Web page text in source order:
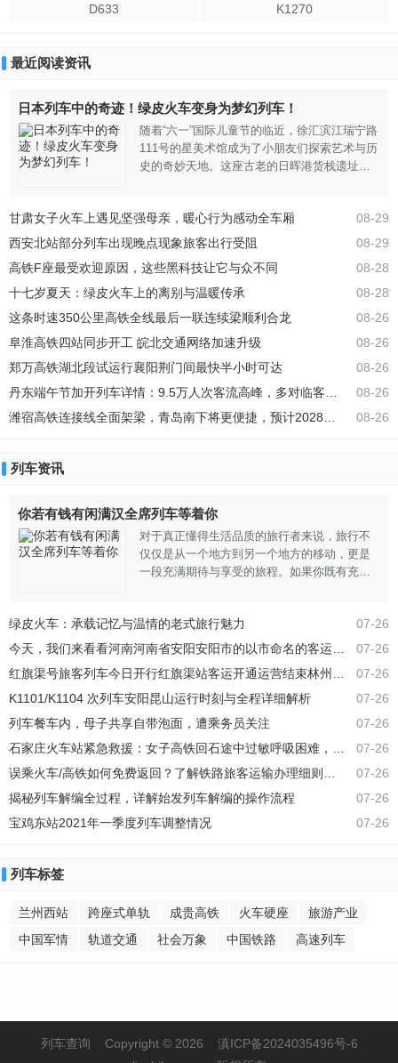
D633
K1270
最近阅读资讯
日本列车中的奇迹！绿皮火车变身为梦幻列车！
随着“六一”国际儿童节的临近，徐汇滨江瑞宁路
111号的星美术馆成为了小朋友们探索艺术与历
史的奇妙天地。这座古老的日晖港货栈遗址，
星美术馆一旁的绿皮小火车内热闹非凡，孩子
们在老师的陪伴下踏入这列被赋予新生的艺术
充满童趣，每个角落都考虑到了孩子的安全需
求，从圆润的边角到柔软的地垫，都
08-29
甘肃女子火车上遇见坚强母亲，暖心行为感动全车厢
08-29
西安北站部分列车出现晚点现象旅客出行受阻
08-28
高铁F座最受欢迎原因，这些黑科技让它与众不同
08-28
十七岁夏天：绿皮火车上的离别与温暖传承
08-26
这条时速350公里高铁全线最后一联连续梁顺利合龙
08-26
阜淮高铁四站同步开工 皖北交通网络加速升级
08-26
郑万高铁湖北段试运行襄阳荆门间最快半小时可达
08-26
08-26
列车资讯
你若有钱有闲满汉全席列车等着你
对于真正懂得生活品质的旅行者来说，旅行不
仅仅是从一个地方到另一个地方的移动，更是
一段充满期待与享受的旅程。如果你既有充裕
致享受的旅客打造，它不仅仅是一辆普通的运
输工具，更是一座移动的豪华餐厅，带你穿越
大饱口福。最近亮相的满汉全席列车，将美食
与美景完美融合，成为了当下旅行界的新宠
07-26
绿皮火车：承载记忆与温情的老式旅行魅力
07-26
07-26
07-26
K1101/K1104 次列车安阳昆山运行时刻与全程详细解析
07-26
列车餐车内，母子共享自带泡面，遭乘务员关注
07-26
07-26
07-26
揭秘列车解编全过程，详解始发列车解编的操作流程
07-26
宝鸡东站2021年一季度列车调整情况
列车标签
兰州西站 跨座式单轨 成贵高铁 火车硬座
旅游产业
中国军情
轨道交通 社会万象 中国铁路 高速列车
列车查询 Copyright © 2026
滇ICP备2024035496号-6